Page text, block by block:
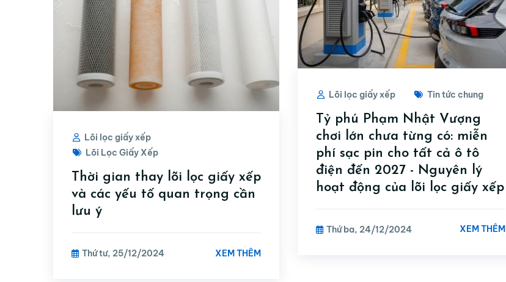
Lõi lọc giấy xếp
Lõi Lọc Giấy Xếp
Thời gian thay lõi lọc giấy xếp
và các yếu tố quan trọng cần
lưu ý
Thứ tư, 25/12/2024 XEM THÊM
Lõi lọc giấy xếp Tin tức chung
Tỷ phú Phạm Nhật Vượng
chơi lớn chưa từng có: miễn
phí sạc pin cho tất cả ô tô
điện đến 2027 - Nguyên lý
hoạt động của lõi lọc giấy xếp
Thứ ba, 24/12/2024 XEM THÊM